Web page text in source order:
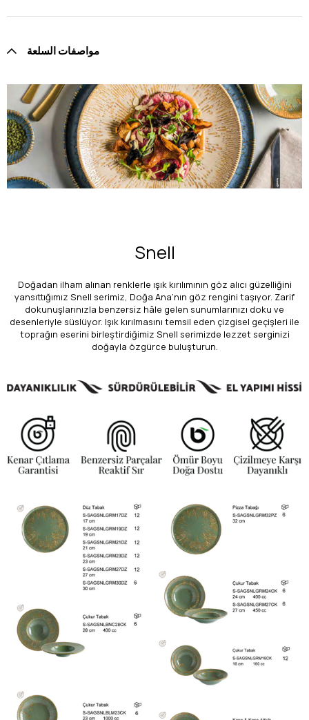
مواصفات السلعة
Snell
Doğadan ilham alınan renklerle ışık kırılımının göz alıcı güzelliğini
yansıttığımız Snell serimiz, Doğa Ana’nın göz rengini taşıyor. Zarif
dokunuşlarınızla benzersiz hâle gelen sunumlarınızı doku ve
desenleriyle süslüyor. Işık kırılmasını temsil eden çizgisel geçişleri ile
toprağın eserini birleştirdiğimiz Snell serimizde lezzet serginizi
doğayla özgürce buluşturun.